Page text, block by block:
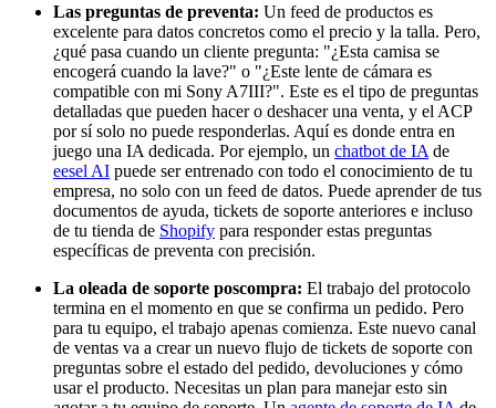
Las preguntas de preventa: Un feed de productos es
excelente para datos concretos como el precio y la talla. Pero,
¿qué pasa cuando un cliente pregunta: "¿Esta camisa se
encogerá cuando la lave?" o "¿Este lente de cámara es
compatible con mi Sony A7III?". Este es el tipo de preguntas
detalladas que pueden hacer o deshacer una venta, y el ACP
por sí solo no puede responderlas. Aquí es donde entra en
juego una IA dedicada. Por ejemplo, un chatbot de IA de
eesel AI puede ser entrenado con todo el conocimiento de tu
empresa, no solo con un feed de datos. Puede aprender de tus
documentos de ayuda, tickets de soporte anteriores e incluso
de tu tienda de Shopify para responder estas preguntas
específicas de preventa con precisión.
La oleada de soporte poscompra: El trabajo del protocolo
termina en el momento en que se confirma un pedido. Pero
para tu equipo, el trabajo apenas comienza. Este nuevo canal
de ventas va a crear un nuevo flujo de tickets de soporte con
preguntas sobre el estado del pedido, devoluciones y cómo
usar el producto. Necesitas un plan para manejar esto sin